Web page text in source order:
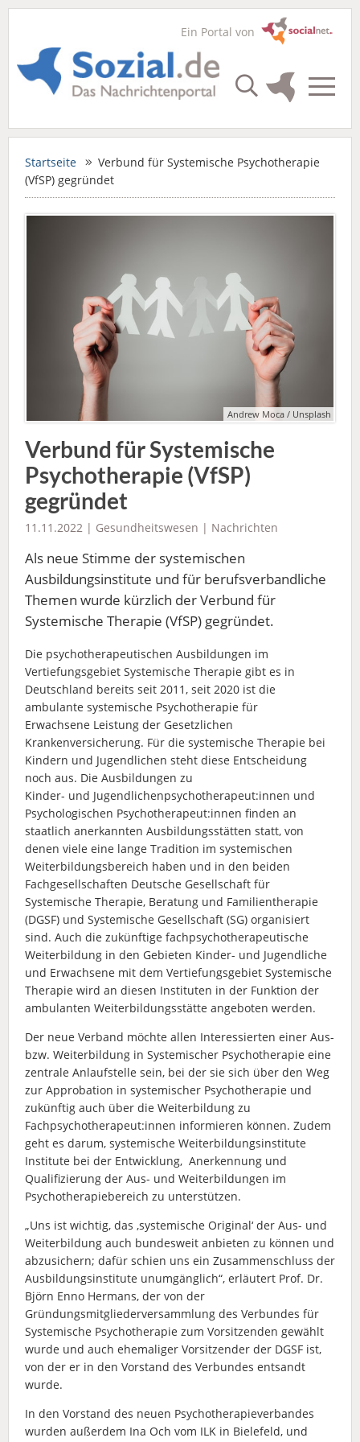
Ein Portal von
Startseite
Verbund für Systemische Psychotherapie
(VfSP) gegründet
Andrew Moca / Unsplash
Verbund für Systemische
Psychotherapie (VfSP)
gegründet
11.11.2022 | Gesundheitswesen | Nachrichten
Als neue Stimme der systemischen
Ausbildungsinstitute und für berufsverbandliche
Themen wurde kürzlich der Verbund für
Systemische Therapie (VfSP) gegründet.
Die psychotherapeutischen Ausbildungen im
Vertiefungsgebiet Systemische Therapie gibt es in
Deutschland bereits seit 2011, seit 2020 ist die
ambulante systemische Psychotherapie für
Erwachsene Leistung der Gesetzlichen
Krankenversicherung. Für die systemische Therapie bei
Kindern und Jugendlichen steht diese Entscheidung
noch aus. Die Ausbildungen zu
Kinder- und Jugendlichenpsychotherapeut:innen und
Psychologischen Psychotherapeut:innen finden an
staatlich anerkannten Ausbildungsstätten statt, von
denen viele eine lange Tradition im systemischen
Weiterbildungsbereich haben und in den beiden
Fachgesellschaften Deutsche Gesellschaft für
Systemische Therapie, Beratung und Familientherapie
(DGSF) und Systemische Gesellschaft (SG) organisiert
sind. Auch die zukünftige fachpsychotherapeutische
Weiterbildung in den Gebieten Kinder- und Jugendliche
und Erwachsene mit dem Vertiefungsgebiet Systemische
Therapie wird an diesen Instituten in der Funktion der
ambulanten Weiterbildungsstätte angeboten werden.
Der neue Verband möchte allen Interessierten einer Aus-
bzw. Weiterbildung in Systemischer Psychotherapie eine
zentrale Anlaufstelle sein, bei der sie sich über den Weg
zur Approbation in systemischer Psychotherapie und
zukünftig auch über die Weiterbildung zu
Fachpsychotherapeut:innen informieren können. Zudem
geht es darum, systemische Weiterbildungsinstitute
Institute bei der Entwicklung, Anerkennung und
Qualifizierung der Aus- und Weiterbildungen im
Psychotherapiebereich zu unterstützen.
„Uns ist wichtig, das ‚systemische Original‘ der Aus- und
Weiterbildung auch bundesweit anbieten zu können und
abzusichern; dafür schien uns ein Zusammenschluss der
Ausbildungsinstitute unumgänglich“, erläutert Prof. Dr.
Björn Enno Hermans, der von der
Gründungsmitgliederversammlung des Verbundes für
Systemische Psychotherapie zum Vorsitzenden gewählt
wurde und auch ehemaliger Vorsitzender der DGSF ist,
von der er in den Vorstand des Verbundes entsandt
wurde.
In den Vorstand des neuen Psychotherapieverbandes
wurden außerdem Ina Och vom ILK in Bielefeld, und